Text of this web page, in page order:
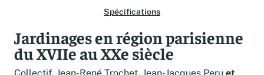
Jardinages en région parisienne
du XVIIe au XXe siècle